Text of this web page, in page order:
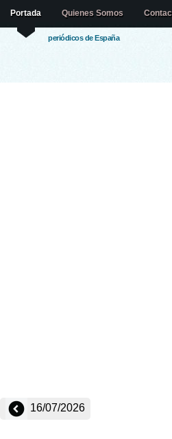
periódicos de España
Portada Quienes Somos
16/07/2026